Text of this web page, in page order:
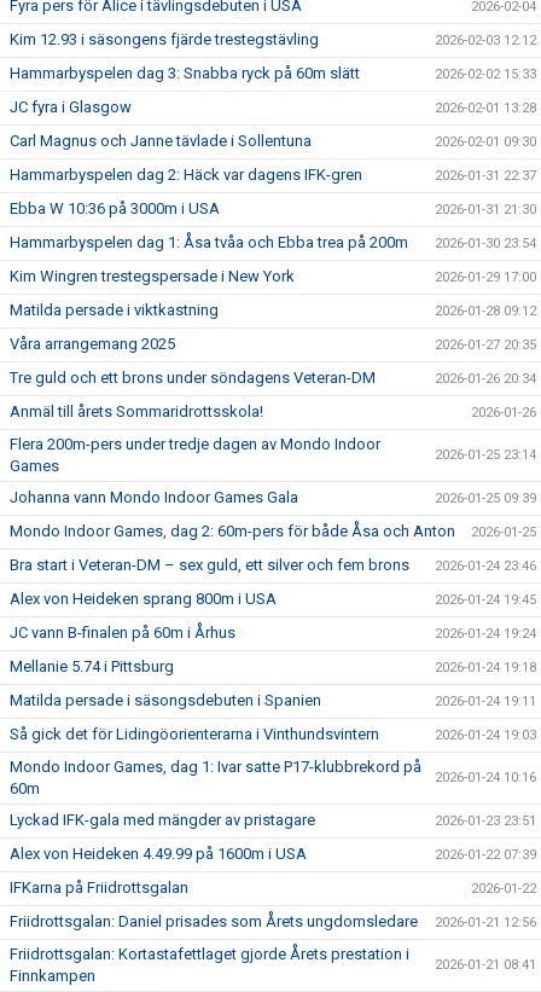
Fyra pers för Alice i tävlingsdebuten i USA 2026-02-04
Kim 12.93 i säsongens fjärde trestegstävling 2026-02-03 12:12
Hammarbyspelen dag 3: Snabba ryck på 60m slätt 2026-02-02 15:33
JC fyra i Glasgow 2026-02-01 13:28
Carl Magnus och Janne tävlade i Sollentuna 2026-02-01 09:30
Hammarbyspelen dag 2: Häck var dagens IFK-gren 2026-01-31 22:37
Ebba W 10:36 på 3000m i USA 2026-01-31 21:30
Hammarbyspelen dag 1: Åsa tvåa och Ebba trea på 200m 2026-01-30 23:54
Kim Wingren trestegspersade i New York 2026-01-29 17:00
Matilda persade i viktkastning 2026-01-28 09:12
Våra arrangemang 2025 2026-01-27 20:35
Tre guld och ett brons under söndagens Veteran-DM 2026-01-26 20:34
Anmäl till årets Sommaridrottsskola! 2026-01-26
Flera 200m-pers under tredje dagen av Mondo Indoor
Games
2026-01-25 23:14
Johanna vann Mondo Indoor Games Gala 2026-01-25 09:39
Mondo Indoor Games, dag 2: 60m-pers för både Åsa och Anton 2026-01-25
Bra start i Veteran-DM – sex guld, ett silver och fem brons 2026-01-24 23:46
Alex von Heideken sprang 800m i USA 2026-01-24 19:45
JC vann B-finalen på 60m i Århus 2026-01-24 19:24
Mellanie 5.74 i Pittsburg 2026-01-24 19:18
Matilda persade i säsongsdebuten i Spanien 2026-01-24 19:11
Så gick det för Lidingöorienterarna i Vinthundsvintern 2026-01-24 19:03
Mondo Indoor Games, dag 1: Ivar satte P17-klubbrekord på
60m
2026-01-24 10:16
Lyckad IFK-gala med mängder av pristagare 2026-01-23 23:51
Alex von Heideken 4.49.99 på 1600m i USA 2026-01-22 07:39
IFKarna på Friidrottsgalan 2026-01-22
Friidrottsgalan: Daniel prisades som Årets ungdomsledare 2026-01-21 12:56
Friidrottsgalan: Kortastafettlaget gjorde Årets prestation i
Finnkampen
2026-01-21 08:41